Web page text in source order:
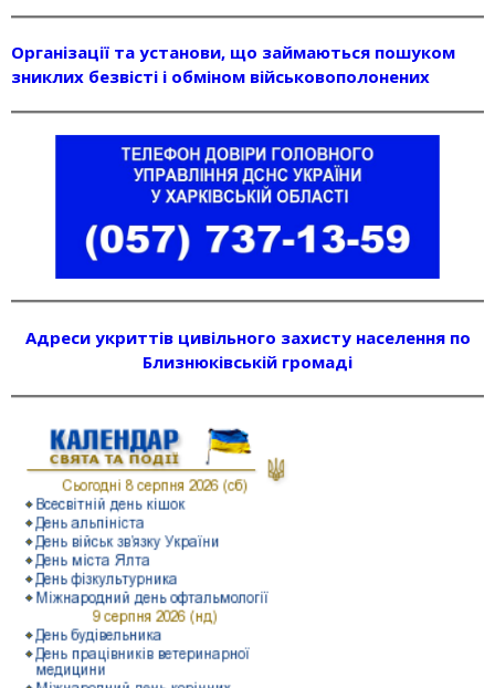
Організації та установи, що займаються пошуком
зниклих безвісті і обміном військовополонених
Адреси укриттів цивільного захисту населення по
Близнюківській громаді